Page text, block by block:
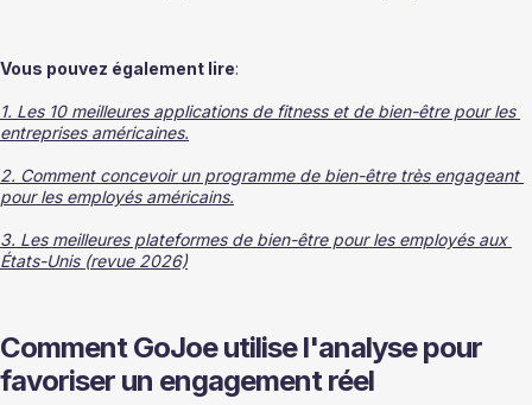
Vous pouvez également lire:
1. Les 10 meilleures applications de fitness et de bien-être pour les
entreprises américaines.
2. Comment concevoir un programme de bien-être très engageant
pour les employés américains.
3. Les meilleures plateformes de bien-être pour les employés aux
États-Unis (revue 2026)
Comment GoJoe utilise l'analyse pour
favoriser un engagement réel